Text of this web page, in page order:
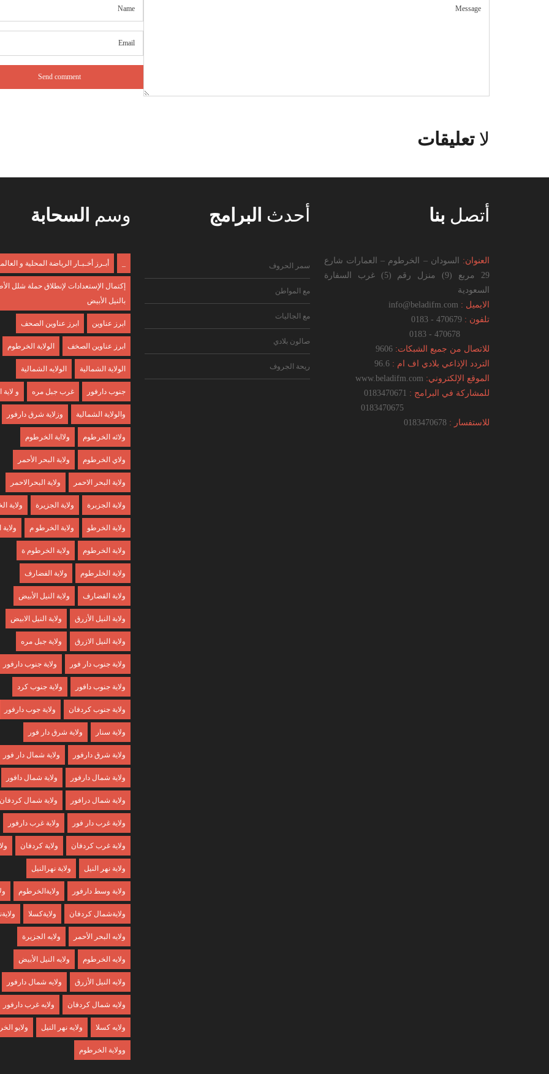
لاتعليقات
أتصل بنا
العنوان: السودان – الخرطوم – العمارات شارع
29 مربع (9) منزل رقم (5) غرب السفارة
السعودية
الايميل :
تلفون :
للاتصال من جميع الشبكات:
التردد الإذاعي بلادي اف ام :
الموقع الإلكتروني:
للمشاركة في البرامج :
للاستفسار :
أحدث البرامج
سمر الحروف
مع المواطن
مع الجاليات
صالون بلادي
ريحة الجروف
وسم السحابة
أبـرز أخـبـار الرياضة المحلية و
إكتمال الإستعدادات لإنطلاق حملة شلل
بالنيل الأبيض
ابرز عناوين ابرز عناوين الصحف
ابرز عناوين الصخف الولاية الخرطوم
الولاية الشمالية الولايه الشمالية
جنوب دارفور غرب جبل مره و
والولاية الشمالية وزلاية شرق دارفور
ولائه الخرطوم ولااية الخرطوم
ولاي الخرطوم ولاية البحر الأحمر
ولاية البحر الاحمر ولاية البحرالاحمر
ولاية الجزبرة ولاية الجزيرة ولاية
ولاية الخرطو ولاية الخرطو م
ولاية الخرطوم ولاية الخرطوم ة
ولاية الخلرطوم ولاية الفضارف
ولاية القضارف ولاية النيل الأبيض
ولاية النيل الأزرق ولاية النيل الابيض
ولاية النيل الازرق ولاية جبل مره
ولاية جنوب دار فور ولاية جنوب دارفور
ولاية جنوب دافور ولاية جنوب كرد
ولاية جنوب كردفان ولاية جوب دارفور
ولاية سنار ولاية شرق دار فور
ولاية شرق دارفور ولاية شمال دار فور
ولاية شمال دارفور ولاية شمال دافور
ولاية شمال درافور ولاية شمال كردفان
ولاية غرب دار فور ولاية غرب دارفور
ولاية غرب كردفان ولاية كردفان
ولاية نهر النيل ولاية نهرالنيل
ولاية وسط دارفور ولايةالخرطوم
ولايةشمال كردفان ولايةكسلا
ولايه البحر الأحمر ولايه الجزيرة
ولايه الخرطوم ولايه النيل الأبيض
ولايه النيل الأزرق ولايه شمال دارفور
ولايه شمال كردفان ولايه غرب دارفور
ولايه كسلا ولايه نهر النيل ولايو
وولاية الخرطوم